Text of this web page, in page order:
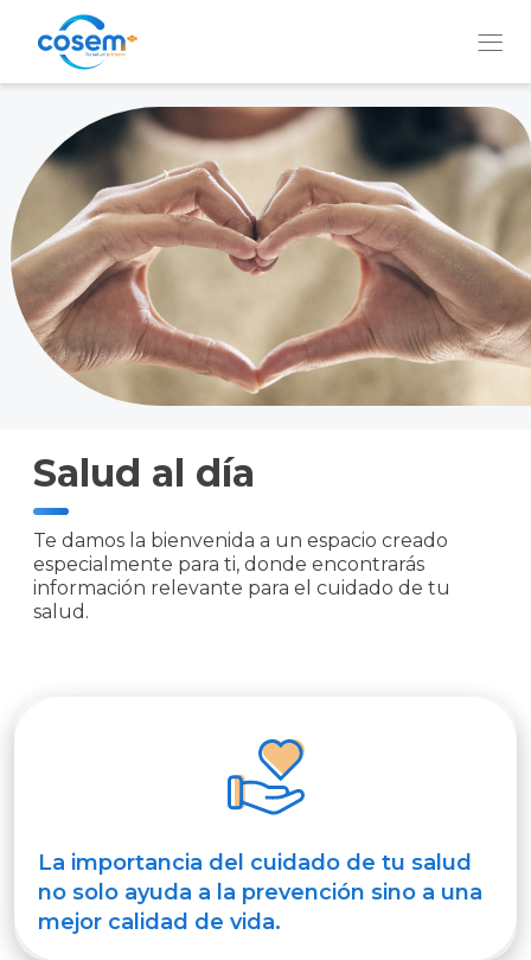
Institución
Nuestros
Servicios
Prevención
Bienestar
SER
SOCIO
Salud al día
Te damos la bienvenida a un espacio creado
especialmente para ti, donde encontrarás
información relevante para el cuidado de tu
salud.
La importancia del cuidado de tu salud
no solo ayuda a la prevención sino a una
mejor calidad de vida.